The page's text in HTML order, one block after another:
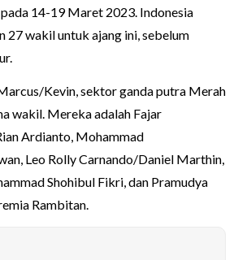
14-19 Maret 2023. Indonesia
27 wakil untuk ajang ini, sebelum
Kevin, sektor ganda putra Merah
wakil. Mereka adalah Fajar
Ardianto, Mohammad
Leo Rolly Carnando/Daniel Marthin,
Shohibul Fikri, dan Pramudya
Rambitan.